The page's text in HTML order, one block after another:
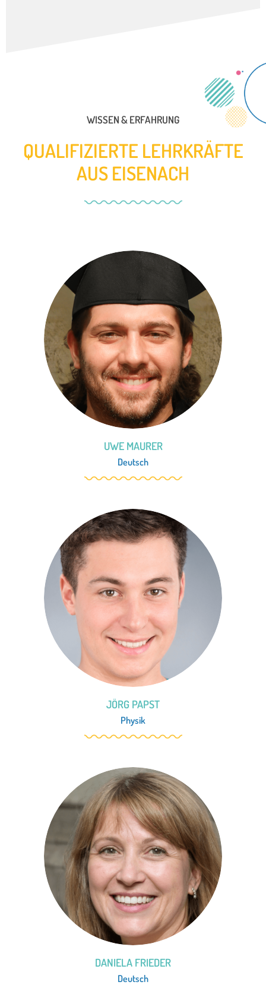
WISSEN & ERFAHRUNG
QUALIFIZIERTE LEHRKRÄFTE
AUS EISENACH
UWE MAURER
Deutsch
JÖRG PAPST
Physik
DANIELA FRIEDER
Deutsch